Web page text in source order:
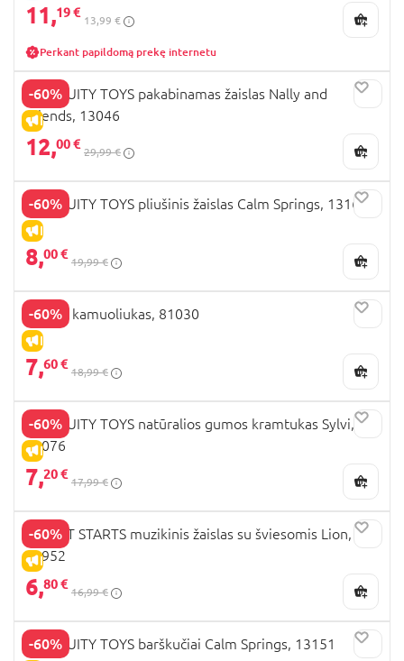
11,19 €
13,99 €
Perkant papildomą prekę internetu
-60%
IŠPARDAVIMAS
INGENUITY TOYS pakabinamas žaislas Nally and
Friends, 13046
12,00 €
29,99 €
-60%
IŠPARDAVIMAS
INGENUITY TOYS pliušinis žaislas Calm Springs, 13163
8,00 €
19,99 €
-60%
IŠPARDAVIMAS
OBALL kamuoliukas, 81030
7,60 €
18,99 €
-60%
IŠPARDAVIMAS
INGENUITY TOYS natūralios gumos kramtukas Sylvi,
13076
7,20 €
17,99 €
-60%
IŠPARDAVIMAS
BRIGHT STARTS muzikinis žaislas su šviesomis Lion,
12952
6,80 €
16,99 €
-60%
INGENUITY TOYS barškučiai Calm Springs, 13151